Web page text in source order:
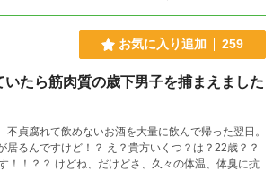
お気に入り追加 259
いたら筋肉質の歳下男子を捕まえました
不貞腐れて飲めないお酒を大量に飲んで帰った翌日。
るんですけど！？ え？貴方いくつ？は？22歳？？
々の体温、体臭に抗